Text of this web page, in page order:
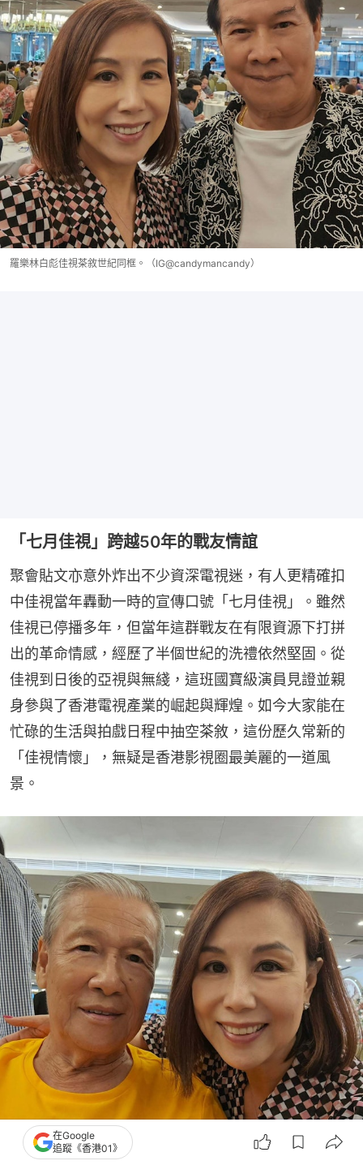
羅樂林白彪佳視茶敘世紀同框。（IG@candymancandy）
「七月佳視」跨越50年的戰友情誼
聚會貼文亦意外炸出不少資深電視迷，有人更精確扣
中佳視當年轟動一時的宣傳口號「七月佳視」。雖然
佳視已停播多年，但當年這群戰友在有限資源下打拼
出的革命情感，經歷了半個世紀的洗禮依然堅固。從
佳視到日後的亞視與無綫，這班國寶級演員見證並親
身參與了香港電視產業的崛起與輝煌。如今大家能在
忙碌的生活與拍戲日程中抽空茶敘，這份歷久常新的
「佳視情懷」，無疑是香港影視圈最美麗的一道風
景。
在Google
追蹤《香港01》